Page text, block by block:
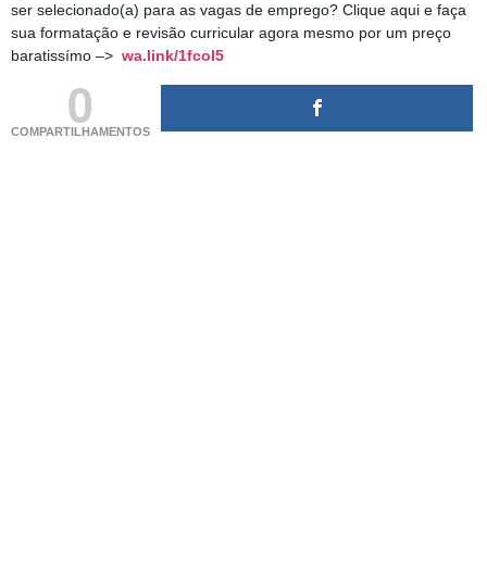
ser selecionado(a) para as vagas de emprego? Clique aqui e faça
sua formatação e revisão curricular agora mesmo por um preço
baratissímo –> wa.link/1fcol5
0
COMPARTILHAMENTOS